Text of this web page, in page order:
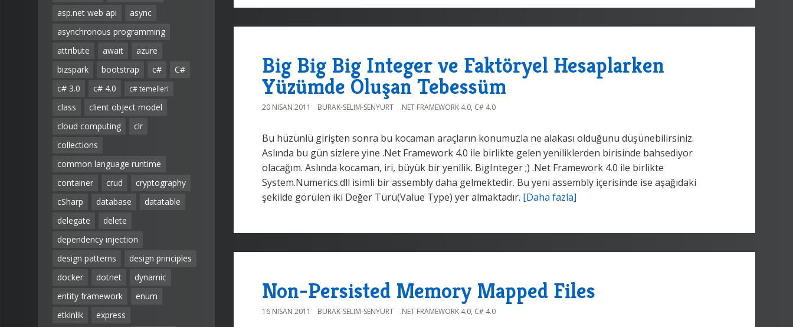
asp.net web api
async
asynchronous programming
attribute
await
azure
bizspark
bootstrap c#
C#
c# 3.0
c# 4.0 c# temelleri
class
client object model
cloud computing
clr
collections
common language runtime
container
crud
cryptography
cSharp
database
datatable
delegate
delete
dependency injection
design patterns
design principles
docker
dotnet
dynamic
entity framework
enum
etkinlik
express
Big Big Big Integer ve Faktöryel Hesaplarken
Yüzümde Oluşan Tebessüm
20 NISAN 2011 BURAK-SELIM-SENYURT .NET FRAMEWORK 4.0, C# 4.0
Bu hüzünlü girişten sonra bu kocaman araçların konumuzla ne alakası olduğunu düşünebilirsiniz.
Aslında bu gün sizlere yine .Net Framework 4.0 ile birlikte gelen yeniliklerden birisinde bahsediyor
olacağım. Aslında kocaman, iri, büyük bir yenilik. BigInteger ;) .Net Framework 4.0 ile birlikte
System.Numerics.dll isimli bir assembly daha gelmektedir. Bu yeni assembly içerisinde ise aşağıdaki
şekilde görülen iki Değer Türü(Value Type) yer almaktadır. [Daha fazla]
Non-Persisted Memory Mapped Files
16 NISAN 2011 BURAK-SELIM-SENYURT .NET FRAMEWORK 4.0, C# 4.0